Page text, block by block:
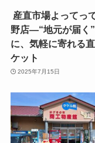
産直市場よってっ
野店—“地元が届く
に、気軽に寄れる
ケット
2025年7月15日